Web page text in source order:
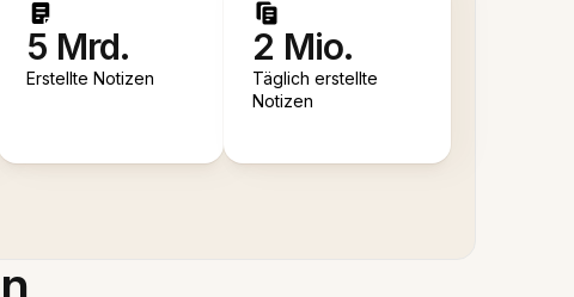
5 Mrd.
Erstellte Notizen
2 Mio.
Täglich erstellte
Notizen